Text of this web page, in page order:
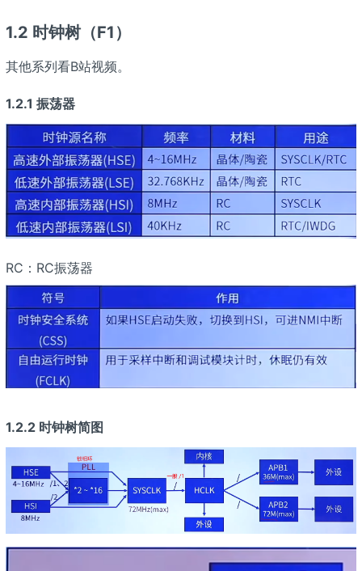
1.2 时钟树（F1）
其他系列看B站视频。
1.2.1 振荡器
RC：RC振荡器
1.2.2 时钟树简图